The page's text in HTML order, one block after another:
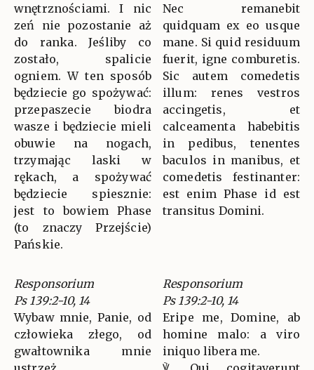
wnętrznościami. I nic
zeń nie pozostanie aż
do ranka. Jeśliby co
zostało, spalicie
ogniem. W ten sposób
będziecie go spożywać:
przepaszecie biodra
wasze i będziecie mieli
obuwie na nogach,
trzymając laski w
rękach, a spożywać
będziecie spiesznie:
jest to bowiem Phase
(to znaczy Przejście)
Pańskie.
Nec remanebit
quidquam ex eo usque
mane. Si quid residuum
fuerit, igne comburetis.
Sic autem comedetis
illum: renes vestros
accingetis, et
calceamenta habebitis
in pedibus, tenentes
baculos in manibus, et
comedetis festinanter:
est enim Phase id est
transitus Domini.
Responsorium
Ps 139:2-10, 14
Wybaw mnie, Panie, od
człowieka złego, od
gwałtownika mnie
Responsorium
Ps 139:2-10, 14
Eripe me, Domine, ab
homine malo: a viro
iniquo libera me.